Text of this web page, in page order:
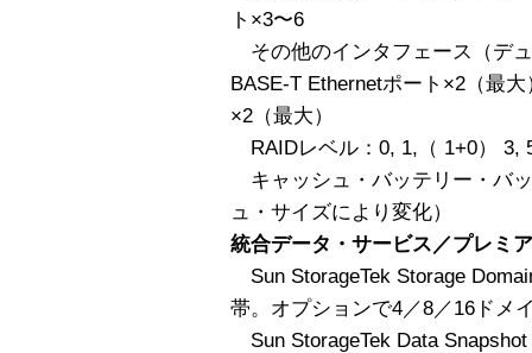
ト×3〜6
その他のインタフェース（デ
BASE-T Ethernetポート×2（最
×2（最大）
RAIDレベル：0, 1,（ 1+0） 3,
キャッシュ・バッテリー・バ
ュ・サイズにより変化）
統合データ・サービス／プレミ
Sun StorageTek Storage
帯。オプションで4／8／16ドメ
Sun StorageTek Data